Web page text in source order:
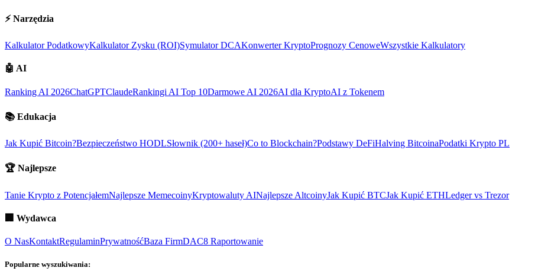
⚡ Narzędzia
Kalkulator PodatkowyKalkulator Zysku (ROI)Symulator DCAKonwerter KryptoPrognozy CenoweWszystkie Kalkulatory
🤖 AI
Ranking AI 2026ChatGPTClaudeRankingi AI Top 10Darmowe AI 2026AI dla KryptoAI z Tokenem
📚 Edukacja
Jak Kupić Bitcoin?Bezpieczeństwo HODLSłownik (200+ haseł)Co to Blockchain?Podstawy DeFiHalving BitcoinaPodatki Krypto PL
🏆 Najlepsze
Tanie Krypto z PotencjałemNajlepsze MemecoinyKryptowaluty AINajlepsze AltcoinyJak Kupić BTCJak Kupić ETHLedger vs Trezor
🏢 Wydawca
O NasKontaktRegulaminPrywatnośćBaza FirmDAC8 Raportowanie
Popularne wyszukiwania: